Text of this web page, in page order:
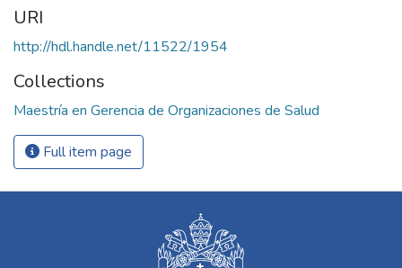
URI
http://hdl.handle.net/11522/1954
Collections
Maestría en Gerencia de Organizaciones de Salud
Full item page